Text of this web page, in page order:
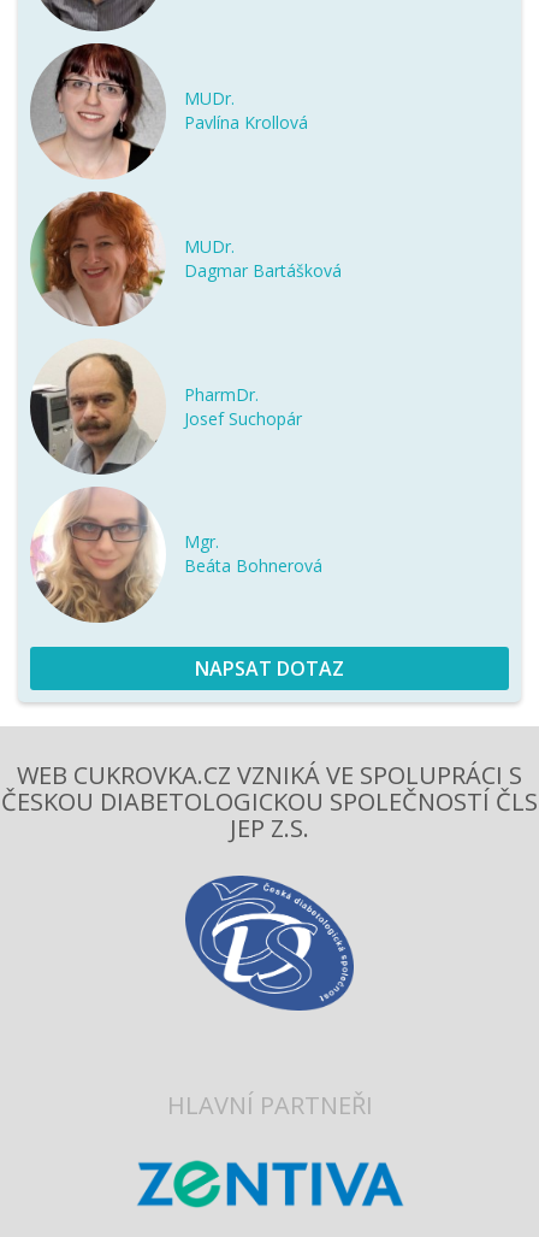
MUDr.
Pavlína Krollová
MUDr.
Dagmar Bartášková
PharmDr.
Josef Suchopár
Mgr.
Beáta Bohnerová
NAPSAT DOTAZ
WEB CUKROVKA.CZ VZNIKÁ VE SPOLUPRÁCI S
ČESKOU DIABETOLOGICKOU SPOLEČNOSTÍ ČLS
JEP Z.S.
HLAVNÍ PARTNEŘI